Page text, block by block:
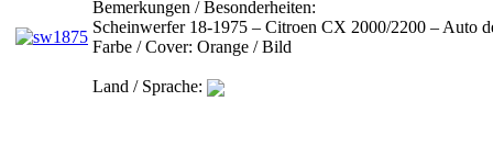
Bemerkungen / Besonderheiten:
Scheinwerfer 18-1975 – Citroen CX 2000/2200 – Auto
Farbe / Cover: Orange / Bild
Land / Sprache: